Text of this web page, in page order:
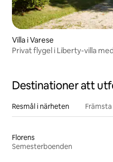
Villa i Varese
Privat flygel i Liberty-villa
Destinationer att
Resmål i närheten
Florens
Semesterboenden